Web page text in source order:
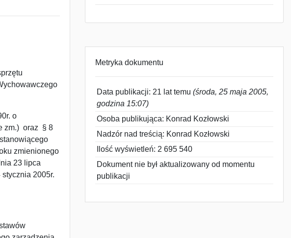
o
zm.) oraz § 8
zmienionego
23 lipca
2005r.
Metryka dokumentu
Data publikacji: 21 lat temu (środa, 25 maja 2005,
godzina 15:07)
Osoba publikująca: Konrad Kozłowski
Nadzór nad treścią: Konrad Kozłowski
Ilość wyświetleń: 2 695 540
Dokument nie był aktualizowany od momentu
publikacji